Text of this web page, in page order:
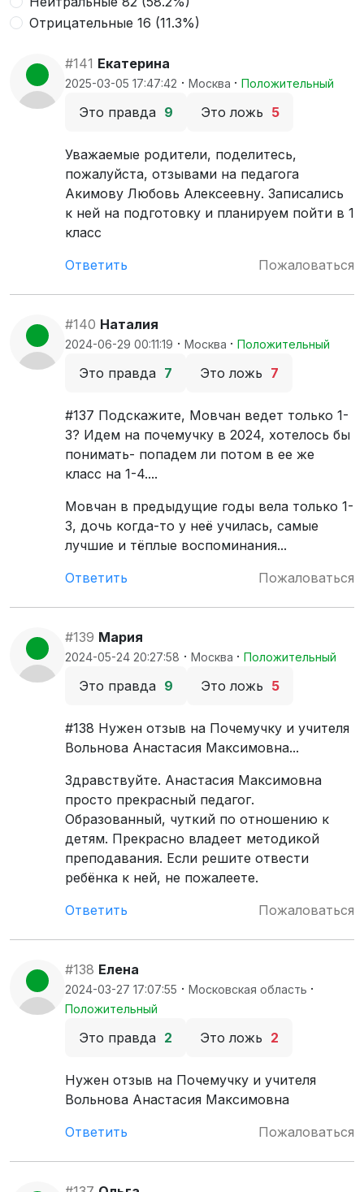
Отрицательные 16 (11.3%)
#141 Екатерина
2025-03-05 17:47:42 · Москва · Положительный
Это правда 9 Это ложь 5
Уважаемые родители, поделитесь,
пожалуйста, отзывами на педагога
Акимову Любовь Алексеевну. Записались
к ней на подготовку и планируем пойти в 1
класс
Ответить
Пожаловаться
#140 Наталия
2024-06-29 00:11:19 · Москва · Положительный
Это правда 7 Это ложь 7
#137 Подскажите, Мовчан ведет только 1-
3? Идем на почемучку в 2024, хотелось бы
понимать- попадем ли потом в ее же
класс на 1-4....
Мовчан в предыдущие годы вела только 1-
3, дочь когда-то у неё училась, самые
лучшие и тёплые воспоминания...
Ответить
Пожаловаться
#139 Мария
2024-05-24 20:27:58 · Москва · Положительный
Это правда 9 Это ложь 5
#138 Нужен отзыв на Почемучку и учителя
Вольнова Анастасия Максимовна...
Здравствуйте. Анастасия Максимовна
просто прекрасный педагог.
Образованный, чуткий по отношению к
детям. Прекрасно владеет методикой
преподавания. Если решите отвести
ребёнка к ней, не пожалеете.
Ответить
Пожаловаться
#138 Елена
2024-03-27 17:07:55 · Московская область ·
Положительный
Это правда 2 Это ложь 2
Нужен отзыв на Почемучку и учителя
Вольнова Анастасия Максимовна
Ответить
Пожаловаться